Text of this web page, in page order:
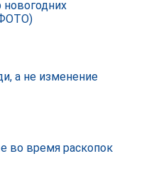
новогодних
а не изменение
во время раскопок